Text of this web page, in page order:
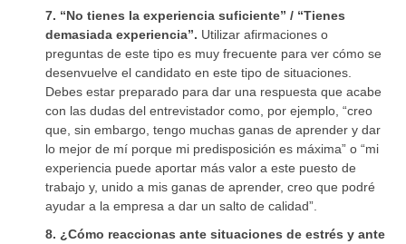
7. “No tienes la experiencia suficiente” / “Tienes
demasiada experiencia”. Utilizar afirmaciones o
preguntas de este tipo es muy frecuente para ver cómo se
desenvuelve el candidato en este tipo de situaciones.
Debes estar preparado para dar una respuesta que acabe
con las dudas del entrevistador como, por ejemplo, “creo
que, sin embargo, tengo muchas ganas de aprender y dar
lo mejor de mí porque mi predisposición es máxima” o “mi
experiencia puede aportar más valor a este puesto de
trabajo y, unido a mis ganas de aprender, creo que podré
ayudar a la empresa a dar un salto de calidad”.
8. ¿Cómo reaccionas ante situaciones de estrés y ante